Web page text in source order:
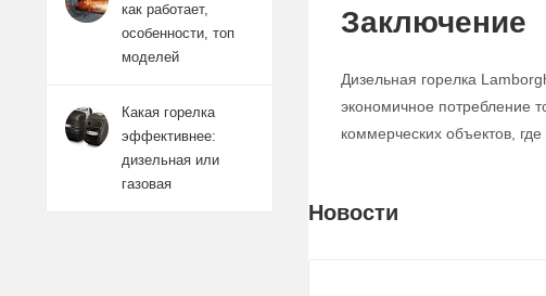
Заключение
Дизельная горелка
экономичное потребление
коммерческих объектов,
Новости
как работает,
особенности, топ
моделей
Какая горелка
эффективнее:
дизельная или
газовая